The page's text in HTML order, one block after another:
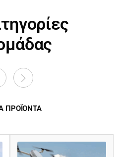
ΠΡΟΪΟΝΤΑ